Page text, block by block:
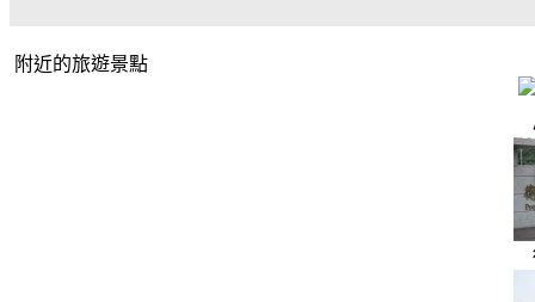
附近的旅遊景點